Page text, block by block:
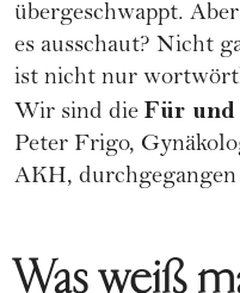
übergeschwappt.
es ausschaut? Nicht
ist nicht nur
Wir sind die Für
Peter Frigo,
AKH,
Was weiß